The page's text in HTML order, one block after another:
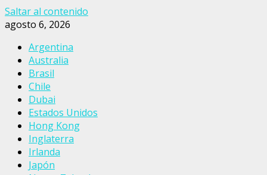
Saltar al contenido
agosto 6, 2026
Argentina
Australia
Brasil
Chile
Dubai
Estados Unidos
Hong Kong
Inglaterra
Irlanda
Japón